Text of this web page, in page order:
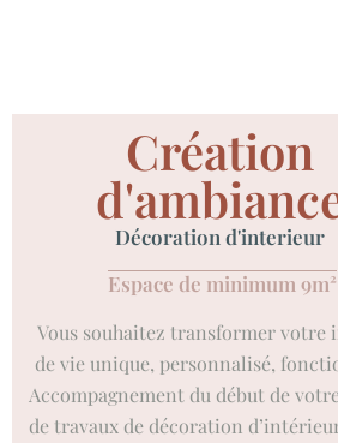
Création
Décoration d'interieur
Espace de minimum 9m²
Vous souhaitez transformer votre
de vie unique, personnalisé,
Accompagnement du début de
de travaux de décoration